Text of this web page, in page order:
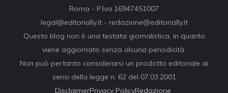
Roma - P.Iva 16947451007
legal@editorially.it - redazione@editorially.it
Questo blog non è una testata giornalistica, in quanto
viene aggiornato senza alcuna periodicità.
Non può pertanto considerarsi un prodotto editoriale ai
sensi della legge n. 62 del 07.03.2001
DisclaimerPrivacy PolicyRedazione